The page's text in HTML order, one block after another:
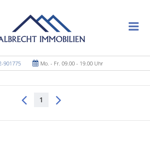
901775 Mo. - Fr. 09.00 - 19.00 Uhr
1